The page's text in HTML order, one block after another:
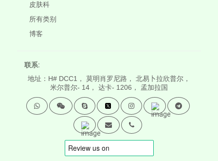
皮肤科
所有类别
博客
联系:
地址：H# DCC1， 莫明肖罗尼路， 北易卜拉欣普尔，
米尔普尔- 14， 达卡- 1206， 孟加拉国